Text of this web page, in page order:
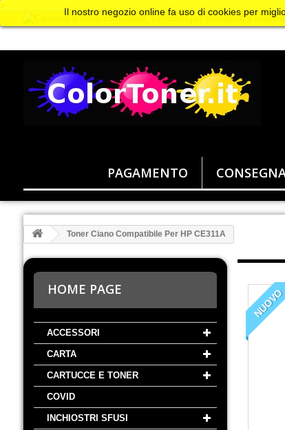
PAGAMENTO
Il nostro negozio online fa uso di cookies per
Toner Ciano Compatibile Per HP CE311A
HOME PAGE
ACCESSORI
CARTA
CARTUCCE E TONER
COVID
INCHIOSTRI SFUSI
NUOVO